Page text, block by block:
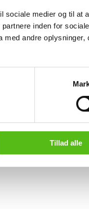
sociale medier og til at
inden for
med andre oplysninger,
Tillad alle